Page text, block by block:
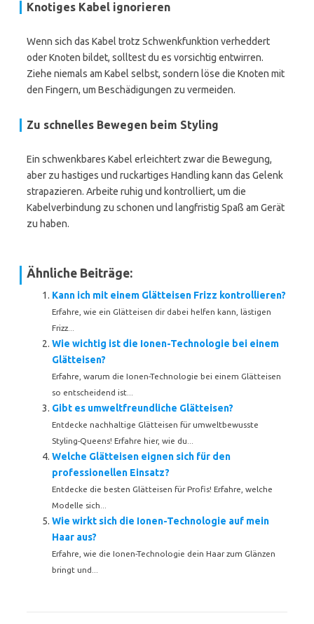
Knotiges Kabel ignorieren
Wenn sich das Kabel trotz Schwenkfunktion verheddert
oder Knoten bildet, solltest du es vorsichtig entwirren.
Ziehe niemals am Kabel selbst, sondern löse die Knoten mit
den Fingern, um Beschädigungen zu vermeiden.
Zu schnelles Bewegen beim Styling
Ein schwenkbares Kabel erleichtert zwar die Bewegung,
aber zu hastiges und ruckartiges Handling kann das Gelenk
strapazieren. Arbeite ruhig und kontrolliert, um die
Kabelverbindung zu schonen und langfristig Spaß am Gerät
zu haben.
Ähnliche Beiträge:
Kann ich mit einem Glätteisen Frizz kontrollieren?
Erfahre, wie ein Glätteisen dir dabei helfen kann, lästigen
Frizz...
Wie wichtig ist die Ionen-Technologie bei einem
Glätteisen?
Erfahre, warum die Ionen-Technologie bei einem Glätteisen
so entscheidend ist...
Gibt es umweltfreundliche Glätteisen?
Entdecke nachhaltige Glätteisen für umweltbewusste
Styling-Queens! Erfahre hier, wie du...
Welche Glätteisen eignen sich für den
professionellen Einsatz?
Entdecke die besten Glätteisen für Profis! Erfahre, welche
Modelle sich...
Wie wirkt sich die Ionen-Technologie auf mein
Haar aus?
Erfahre, wie die Ionen-Technologie dein Haar zum Glänzen
bringt und...